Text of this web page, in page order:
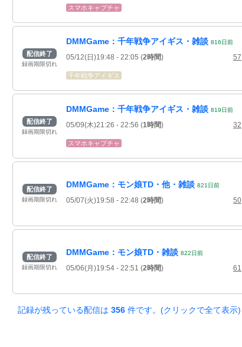
スマホキャプチャ
配信終了
録画期限切れ
DMMGame：千年戦争アイギス・雑談 816日前
05/12(日)19:48 - 22:05 (2時間) 57
千年戦争アイギス
配信終了
録画期限切れ
DMMGame：千年戦争アイギス・雑談 819日前
05/09(木)21:26 - 22:56 (1時間) 32
スマホキャプチャ
配信終了
録画期限切れ
DMMGame：モン娘TD・他・雑談 821 日前
05/07(火)19:58 - 22:48 (2時間) 50
配信終了
録画期限切れ
DMMGame：モン娘TD・雑談 822日前
05/06(月)19:54 - 22:51 (2時間) 61
記録が残っている配信は 356 件です。(クリックで全て表示)